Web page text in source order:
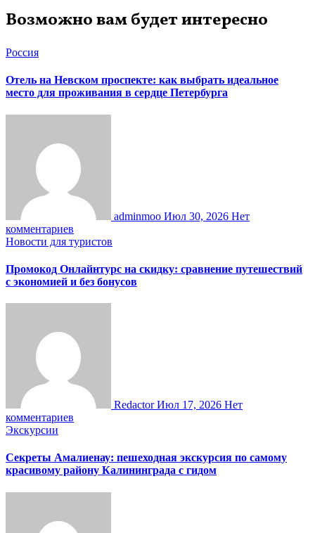
Возможно вам будет интересно
Россия
Отель на Невском проспекте: как выбрать идеальное
место для проживания в сердце Петербурга
adminmoo Июл 30, 2026 Нет
комментариев
Новости для туристов
Промокод Онлайнтурс на скидку: сравнение путешествий
с экономией и без бонусов
RedactorИюл 17, 2026 Нет
комментариев
Экскурсии
Секреты Амалиенау: пешеходная экскурсия по самому
красивому району Калининграда с гидом